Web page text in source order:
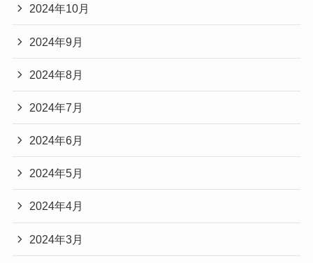
2024年10月
2024年9月
2024年8月
2024年7月
2024年6月
2024年5月
2024年4月
2024年3月